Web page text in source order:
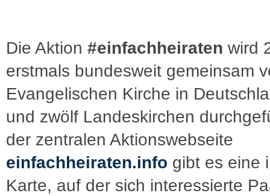
Die Aktion #einfachheiraten wird
erstmals bundesweit gemeinsam
Evangelischen Kirche in
und zwölf Landeskirchen
der zentralen Aktionswebseite
einfachheiraten.info gibt es eine
Karte, auf der sich interessierte